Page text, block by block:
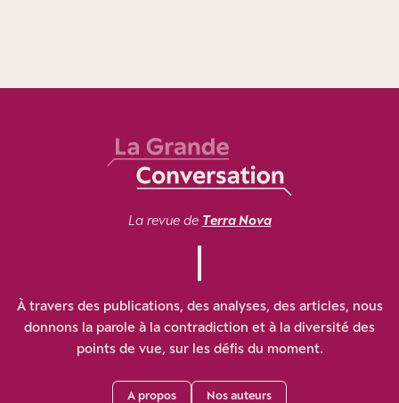
La revue de Terra Nova
À travers des publications, des analyses, des articles, nous
donnons la parole à la contradiction et à la diversité des
points de vue, sur les défis du moment.
A propos Nos auteurs